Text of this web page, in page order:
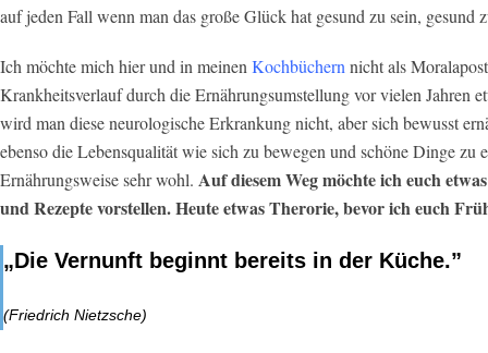
auf jeden Fall wenn man das große Glück hat gesund zu sein, gesund
Ich möchte mich hier und in meinen Kochbüchern nicht als
Krankheitsverlauf durch die Ernährungsumstellung vor vielen Jahren
wird man diese neurologische Erkrankung nicht, aber sich bewusst
ebenso die Lebensqualität wie sich zu bewegen und schöne Dinge zu
Ernährungsweise sehr wohl. Auf diesem Weg möchte ich euch
und Rezepte vorstellen. Heute etwas Therorie, bevor ich euch
„Die Vernunft beginnt bereits in der Küche.”
(Friedrich Nietzsche)